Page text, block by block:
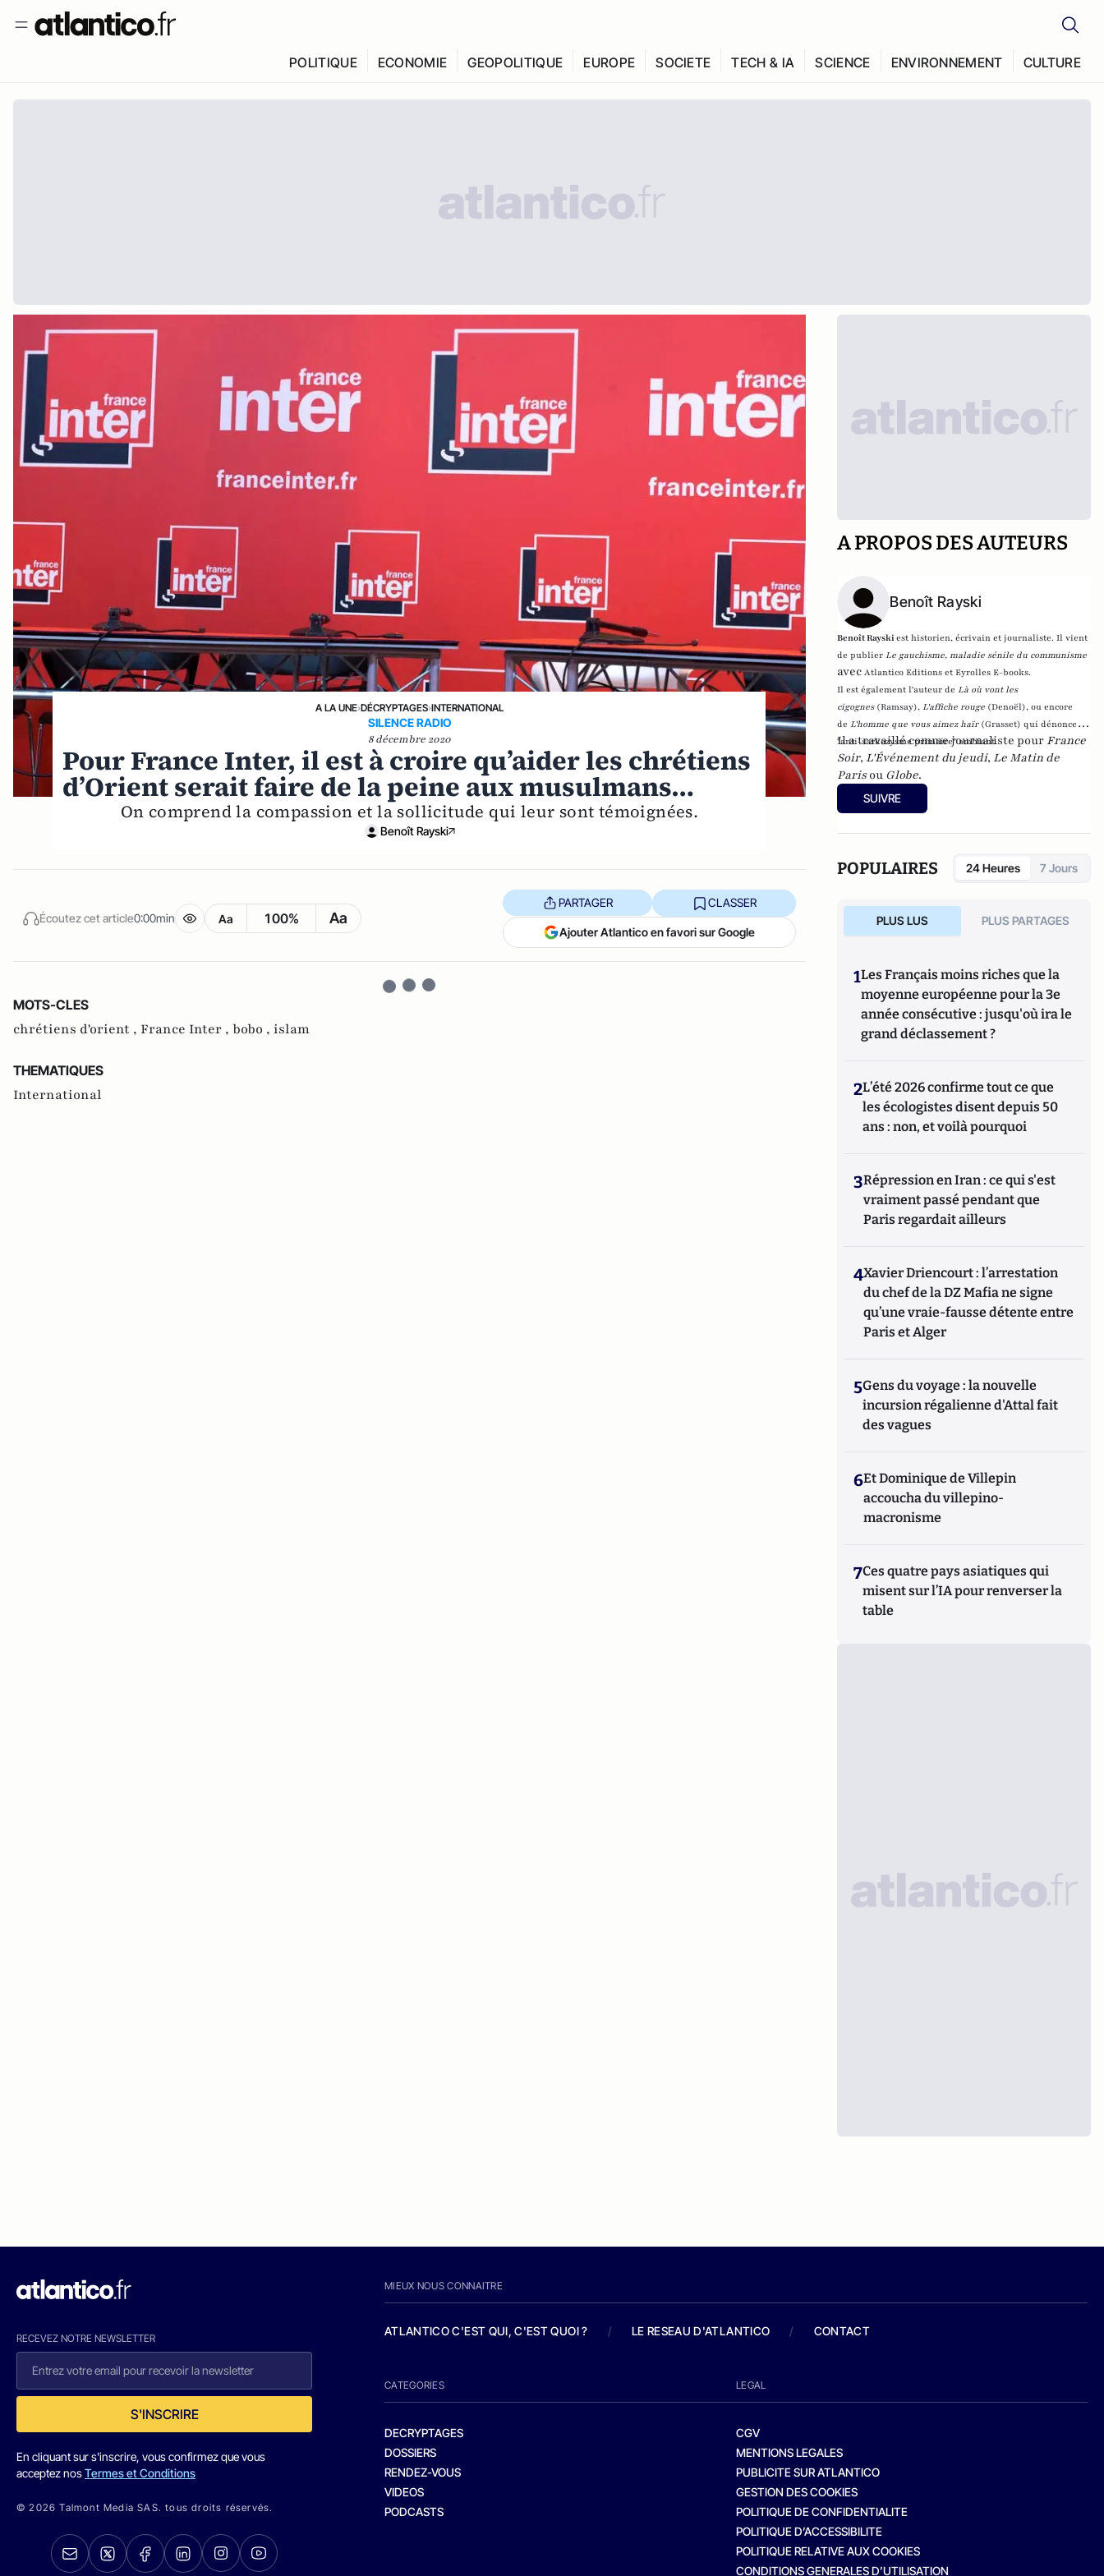
POLITIQUE ECONOMIE GEOPOLITIQUE EUROPE SOCIETE TECH & IA SCIENCE ENVIRONNEMENT CULTURE
A LA UNE›DÉCRYPTAGES›INTERNATIONAL
SILENCE RADIO
8 décembre 2020
Pour France Inter, il est à croire qu’aider les chrétiens
d’Orient serait faire de la peine aux musulmans…
On comprend la compassion et la sollicitude qui leur sont témoignées.
Benoît Rayski
Écoutez cet article0:00min Aa 100% Aa
PARTAGER CLASSER
Ajouter Atlantico en favori sur Google
MOTS-CLES
chrétiens d'orient , France Inter , bobo , islam
THEMATIQUES
International
A PROPOS DES AUTEURS
Benoît Rayski
Benoît Rayskiest historien, écrivain et journaliste. Il vient
de publierLe gauchisme, maladie sénile du communisme
avecAtlantico Editions et Eyrolles E-books.
Il est également l'auteur deLà où vont les
cigognes (Ramsay),L'affiche rouge (Denoël), ou encore
deL'homme que vous aimez haïr (Grasset) qui dénonce l'
"anti-sarkozysme primaire" ambiant.
Il a travaillé comme journaliste pour France
Soir, L'Événement du jeudi, Le Matin de
Parisou Globe.
SUIVRE
POPULAIRES 24 Heures 7 Jours
PLUS LUS PLUS PARTAGES
1Les Français moins riches que la
moyenne européenne pour la 3e
année consécutive : jusqu'où ira le
grand déclassement ?
2L’été 2026 confirme tout ce que
les écologistes disent depuis 50
ans : non, et voilà pourquoi
3Répression en Iran : ce qui s'est
vraiment passé pendant que
Paris regardait ailleurs
4Xavier Driencourt : l’arrestation
du chef de la DZ Mafia ne signe
qu’une vraie-fausse détente entre
Paris et Alger
5Gens du voyage : la nouvelle
incursion régalienne d'Attal fait
des vagues
6Et Dominique de Villepin
accoucha du villepino-
macronisme
7Ces quatre pays asiatiques qui
misent sur l’IA pour renverser la
table
RECEVEZ NOTRE NEWSLETTER
S'INSCRIRE
En cliquant sur s'inscrire, vous confirmez que vous
acceptez nosTermes et Conditions
© 2026 Talmont Media SAS. tous droits réservés.
MIEUX NOUS CONNAITRE
ATLANTICO C'EST QUI, C'EST QUOI ? / LE RESEAU D'ATLANTICO / CONTACT
CATEGORIES
DECRYPTAGES
DOSSIERS
RENDEZ-VOUS
VIDEOS
PODCASTS
LEGAL
CGV
MENTIONS LEGALES
PUBLICITE SUR ATLANTICO
GESTION DES COOKIES
POLITIQUE DE CONFIDENTIALITE
POLITIQUE D’ACCESSIBILITE
POLITIQUE RELATIVE AUX COOKIES
CONDITIONS GENERALES D’UTILISATION